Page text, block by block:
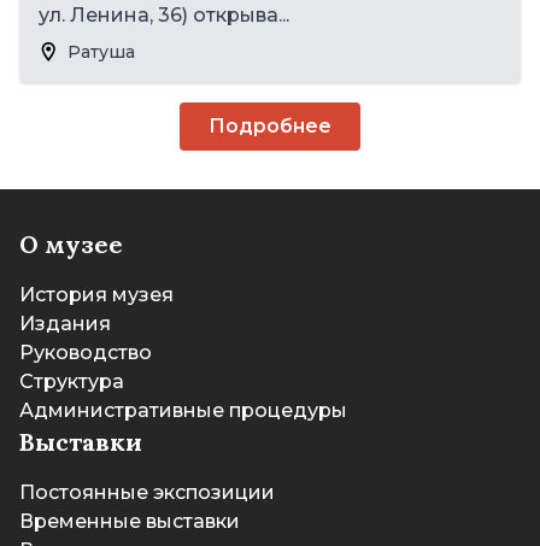
ул. Ленина, 36) открыва...
Ратуша
Подробнее
О музее
История музея
Издания
Руководство
Структура
Административные процедуры
Выставки
Постоянные экспозиции
Временные выставки